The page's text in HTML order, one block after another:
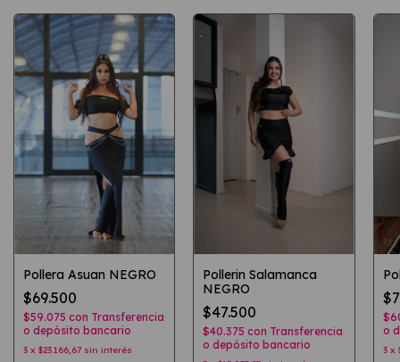
Pollera Asuan NEGRO
$69.500
$59.075 con Transferencia
o depósito bancario
3 x $23.166,67 sin interés
Pollerin Salamanca
NEGRO
$47.500
$40.375con Transferencia
o depósito bancario
o
3 x